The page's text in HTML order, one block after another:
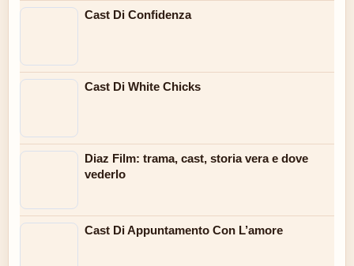
Cast Di Confidenza
Cast Di White Chicks
Diaz Film: trama, cast, storia vera e dove
vederlo
Cast Di Appuntamento Con L’amore